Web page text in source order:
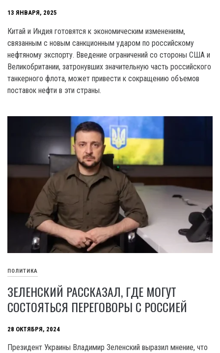
13 ЯНВАРЯ, 2025
Китай и Индия готовятся к экономическим изменениям,
связанным с новым санкционным ударом по российскому
нефтяному экспорту. Введение ограничений со стороны США и
Великобритании, затронувших значительную часть российского
танкерного флота, может привести к сокращению объемов
поставок нефти в эти страны.
ПОЛИТИКА
ЗЕЛЕНСКИЙ РАССКАЗАЛ, ГДЕ МОГУТ
СОСТОЯТЬСЯ ПЕРЕГОВОРЫ С РОССИЕЙ
28 ОКТЯБРЯ, 2024
Президент Украины Владимир Зеленский выразил мнение, что